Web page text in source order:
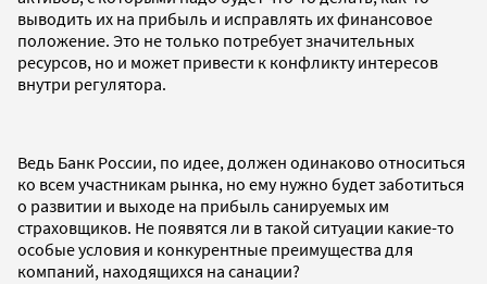
выводить их на прибыль и исправлять их финансовое
положение. Это не только потребует значительных
ресурсов, но и может привести к конфликту интересов
внутри регулятора.
Ведь Банк России, по идее, должен одинаково относиться
ко всем участникам рынка, но ему нужно будет заботиться
о развитии и выходе на прибыль санируемых им
страховщиков. Не появятся ли в такой ситуации какие-то
особые условия и конкурентные преимущества для
компаний, находящихся на санации?